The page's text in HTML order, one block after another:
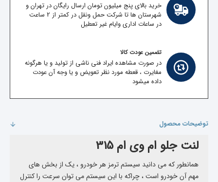
خرید بالای پنج میلیون تومان ارسال رایگان در تهران و
شهرستان ها تا شرکت حمل ونقل در کمتر از 2 ساعت
در ساعات اداری وایام غیر تعطیل
تضمین عودت کالا
در صورت مشاهده ایراد فنی ناشی از تولید و یا هرگونه
مغایرت ، قعطه مورد نظر تعویض و یا وجه آن عودت
داده میشود
توضیحات محصول
لنت جلو ام وی ام 315
همانطور که می دانید سیستم ترمز هر خودرو ، یک از بخش های
مهم آن خودرو است ، چراکه با این سیستم می توان سرعت را کنترل